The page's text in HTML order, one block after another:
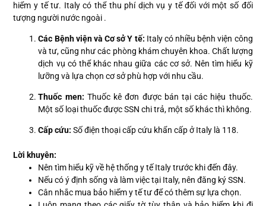
hiểm y tế tư. Italy có thể thu phí dịch vụ y tế đối với một số đối
tượng người nước ngoài .
Các Bệnh viện và Cơ sở Y tế: Italy có nhiều bệnh viện công
và tư, cũng như các phòng khám chuyên khoa. Chất lượng
dịch vụ có thể khác nhau giữa các cơ sở. Nên tìm hiểu kỹ
lưỡng và lựa chọn cơ sở phù hợp với nhu cầu.
Thuốc men: Thuốc kê đơn được bán tại các hiệu thuốc.
Một số loại thuốc được SSN chi trả, một số khác thì không.
Cấp cứu: Số điện thoại cấp cứu khẩn cấp ở Italy là 118.
Lời khuyên:
Nên tìm hiểu kỹ về hệ thống y tế Italy trước khi đến đây.
Nếu có ý định sống và làm việc tại Italy, nên đăng ký SSN.
Cân nhắc mua bảo hiểm y tế tư để có thêm sự lựa chọn.